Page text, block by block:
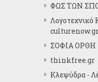
ΦΩΣ ΤΩΝ
Λογοτεχνικό
ΣΟΦΙΑ ΟΡΘΗ
thinkfree.gr
Κλεψύδρα -